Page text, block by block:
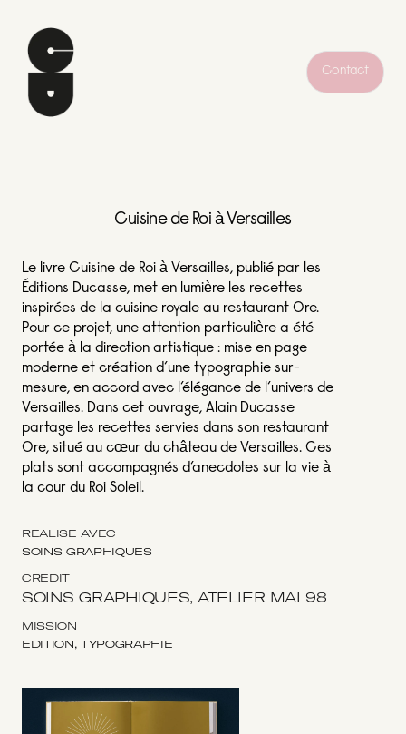
Contact
Cuisine de Roi à Versailles
Le livre Cuisine de Roi à Versailles, publié par les
Éditions Ducasse, met en lumière les recettes
inspirées de la cuisine royale au restaurant Ore.
Pour ce projet, une attention particulière a été
portée à la direction artistique : mise en page
moderne et création d’une typographie sur-
mesure, en accord avec l’élégance de l’univers de
Versailles. Dans cet ouvrage, Alain Ducasse
partage les recettes servies dans son restaurant
Ore, situé au cœur du château de Versailles. Ces
plats sont accompagnés d’anecdotes sur la vie à
la cour du Roi Soleil.
RÉALISÉ AVEC
SOINS GRAPHIQUES
CRÉDIT
SOINS GRAPHIQUES, ATELIER MAI 98
MISSION
EDITION, TYPOGRAPHIE